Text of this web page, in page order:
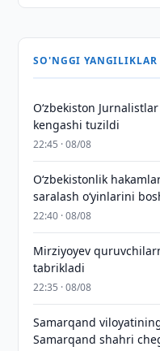
SO'NGGI YANGILIKLAR
O‘zbekiston
kengashi tuzildi
22:45 · 08/08
O‘zbekistonlik
saralash o‘yinlarini
22:40 · 08/08
Mirziyoyev
tabrikladi
22:35 · 08/08
Samarqand
Samarqand shahri